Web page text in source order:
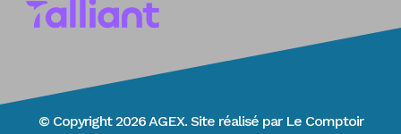
© Copyright 2026 AGEX. Site réalisé par Le Comptoir